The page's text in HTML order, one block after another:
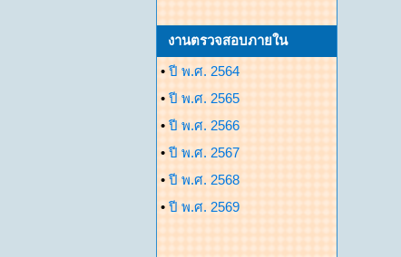
งานตรวจสอบภายใน
• ปี พ.ศ. 2564
• ปี พ.ศ. 2565
• ปี พ.ศ. 2566
• ปี พ.ศ. 2567
• ปี พ.ศ. 2568
• ปี พ.ศ. 2569